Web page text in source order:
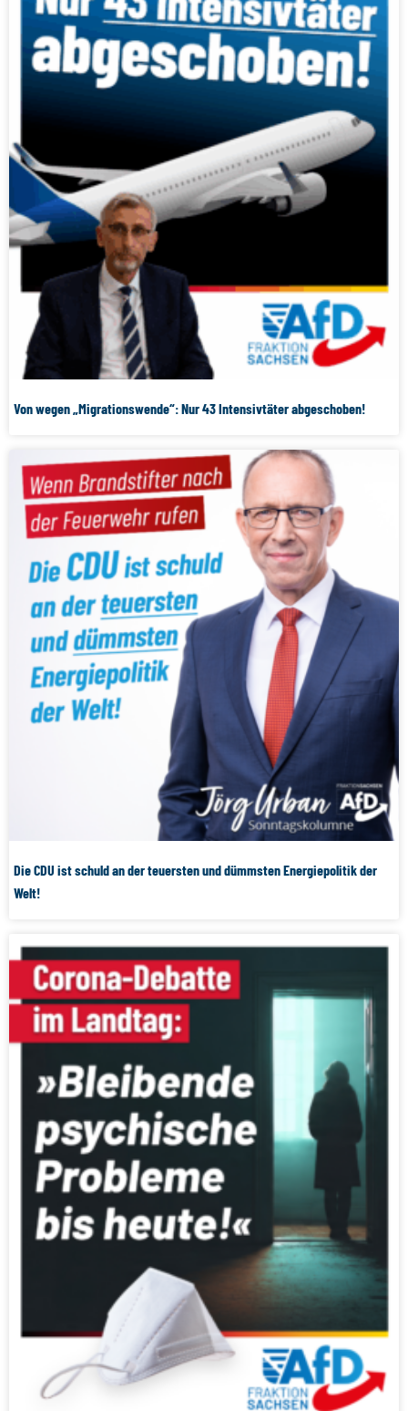
Von wegen „Migrationswende“: Nur 43 Intensivtäter abgeschoben!
Die CDU ist schuld an der teuersten und dümmsten Energiepolitik der
Welt!